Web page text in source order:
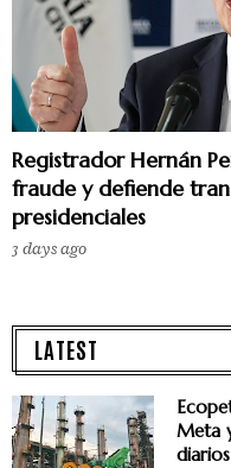
Registrador Hernán
fraude y defiende
presidenciales
3 days ago
LATEST
Meta